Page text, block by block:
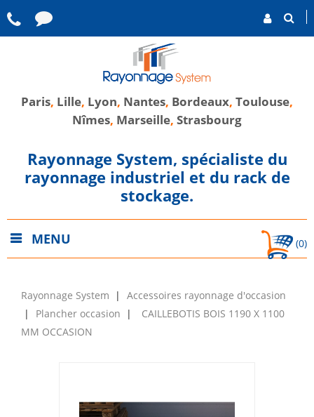
Paris, Lille, Lyon, Nantes, Bordeaux, Toulouse,
Nîmes, Marseille, Strasbourg
Rayonnage System, spécialiste du
rayonnage industriel et du rack de
stockage.
MENU (0)
Rayonnage System
Accessoires rayonnage d'occasion
Plancher occasion
CAILLEBOTIS BOIS 1190 X 1100
MM OCCASION